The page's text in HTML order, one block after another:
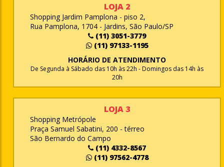
LOJA 2
Shopping Jardim Pamplona - piso 2,
Rua Pamplona, 1704 - Jardins, São Paulo/SP
(11) 3051-3779
(11) 97133-1195
HORÁRIO DE ATENDIMENTO
De Segunda à Sábado das 10h às 22h - Domingos das 14h às
20h
LOJA 3
Shopping Metrópole
Praça Samuel Sabatini, 200 - térreo
São Bernardo do Campo
(11) 4332-8567
(11) 97562-4778